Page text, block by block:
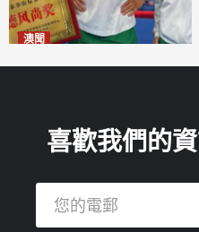
澳聞
喜歡我們的